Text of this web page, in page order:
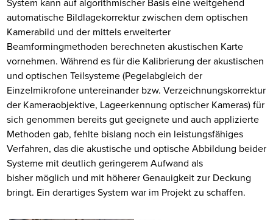
automatische Bildlagekorrektur zwischen dem optischen
Kamerabild und der mittels erweiterter
Beamformingmethoden berechneten akustischen Karte
vornehmen. Während es für die Kalibrierung der akustischen
und optischen Teilsysteme (Pegelabgleich der
Einzelmikrofone untereinander bzw. Verzeichnungskorrektur
der Kameraobjektive, Lageerkennung optischer Kameras) für
sich genommen bereits gut geeignete und auch applizierte
Methoden gab, fehlte bislang noch ein leistungsfähiges
Verfahren, das die akustische und optische Abbildung beider
Systeme mit deutlich geringerem Aufwand als
bisher möglich und mit höherer Genauigkeit zur Deckung
bringt. Ein derartiges System war im Projekt zu schaffen.